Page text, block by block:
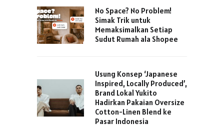
No Space? No Problem!
Simak Trik untuk
Memaksimalkan Setiap
Sudut Rumah ala Shopee
Usung Konsep ‘Japanese
Inspired, Locally Produced’,
Brand Lokal Yukito
Hadirkan Pakaian Oversize
Cotton-Linen Blend ke
Pasar Indonesia